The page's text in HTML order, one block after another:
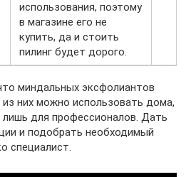
использования, поэтому
в магазине его не
купить, да и стоить
пилинг будет дорого.
миндальных эксфолиантов
них можно использовать дома,
лишь для профессионалов. Дать
и подобрать необходимый
специалист.